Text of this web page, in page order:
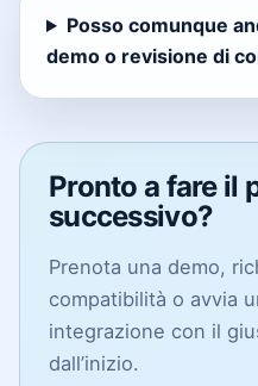
Posso comunque
demo o revisione di
Pronto a fare il
successivo?
Prenota una demo,
compatibilità o avvia
integrazione con il
dall’inizio.